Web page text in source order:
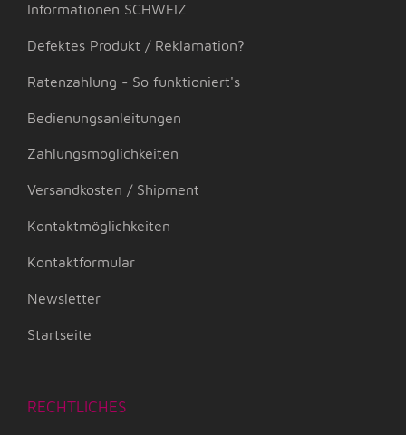
Informationen SCHWEIZ
Defektes Produkt / Reklamation?
Ratenzahlung - So funktioniert's
Bedienungsanleitungen
Zahlungsmöglichkeiten
Versandkosten / Shipment
Kontaktmöglichkeiten
Kontaktformular
Newsletter
Startseite
RECHTLICHES